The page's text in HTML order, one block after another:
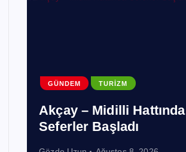
GÜNDEM TURIZM
Akçay – Midilli Hattında
Seferler Başladı